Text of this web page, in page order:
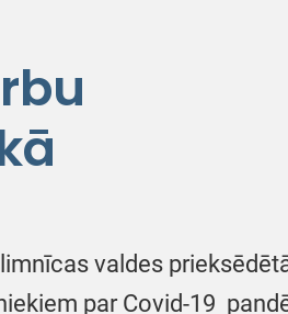
valdes
par Covid-19